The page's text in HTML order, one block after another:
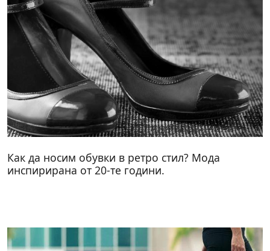
Как да носим обувки в ретро стил? Мода
инспирирана от 20-те години.